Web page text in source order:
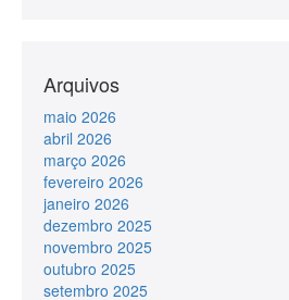
Arquivos
maio 2026
abril 2026
março 2026
fevereiro 2026
janeiro 2026
dezembro 2025
novembro 2025
outubro 2025
setembro 2025